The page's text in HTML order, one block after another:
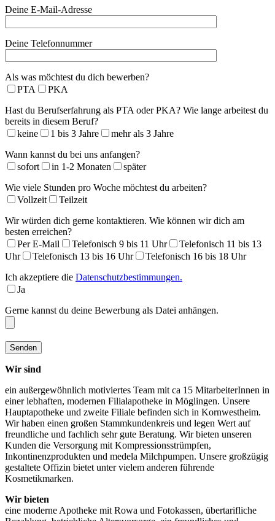
Deine E-Mail-Adresse
Deine Telefonnummer
Als was möchtest du dich bewerben?
PTA
PKA
Hast du Berufserfahrung als PTA oder PKA? Wie lange arbeitest du
bereits in diesem Beruf?
keine
1 bis 3 Jahre
mehr als 3 Jahre
Wann kannst du bei uns anfangen?
sofort
in 1-2 Monaten
später
Wie viele Stunden pro Woche möchtest du arbeiten?
Vollzeit
Teilzeit
Wir würden dich gerne kontaktieren. Wie können wir dich am
besten erreichen?
Per E-Mail
Telefonisch 9 bis 11 Uhr
Telefonisch 11 bis 13
Uhr
Telefonisch 13 bis 16 Uhr
Telefonisch 16 bis 18 Uhr
Ich akzeptiere die Datenschutzbestimmungen.
Ja
Gerne kannst du deine Bewerbung als Datei anhängen.
Wir sind
ein außergewöhnlich motiviertes Team mit ca 15 MitarbeiterInnen in
einer lebhaften, modernen Filialapotheke in Möglingen. Unsere
Hauptapotheke und zweite Filiale befinden sich in Kornwestheim.
Wir haben einen großen Stammkundenkreis und legen Wert auf
freundliche und fachlich sehr gute Beratung. Wir bieten unseren
Kunden die Versorgung mit Kompressionsstrümpfen,
Inkontinenzprodukten und medela Milchpumpen. Unsere großzügig
gestaltete Offizin bietet unter vielem anderen führende
Kosmetikmarken.
Wir bieten
eine moderne Apotheke mit Rowa und Fotokassen, übertarifliche